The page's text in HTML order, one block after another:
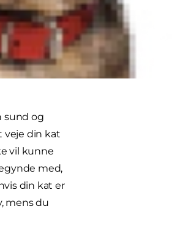
hele livet
sund og
veje din kat
vil kunne
med,
din kat er
mens du